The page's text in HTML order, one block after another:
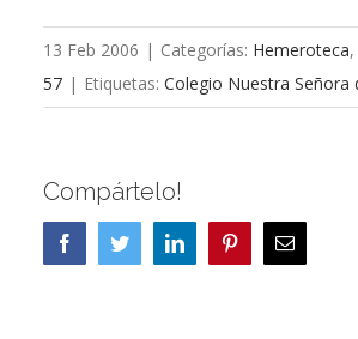
13 Feb 2006 | Categorías: Hemeroteca,
57 | Etiquetas: Colegio Nuestra Señora
Compártelo!
FacebookTwitterLinkedInPinterestCorreo